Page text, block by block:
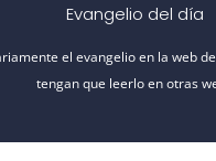
Evangelio del día
el evangelio en la web
tengan que leerlo en otras